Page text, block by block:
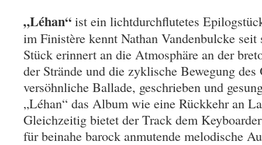
„Léhan“ ist ein lichtdurchflutetes
im Finistère kennt Nathan Vandenbulcke
Stück erinnert an die Atmosphäre an der
der Strände und die zyklische Bewegung
versöhnliche Ballade, geschrieben und
„Léhan“ das Album wie eine Rückkehr an
Gleichzeitig bietet der Track dem
für beinahe barock anmutende melodische